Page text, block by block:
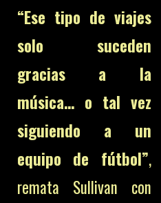
“Ese tipo de viajes
solo suceden
gracias a la
música… o tal vez
siguiendo a un
equipo de fútbol”,
remata Sullivan con